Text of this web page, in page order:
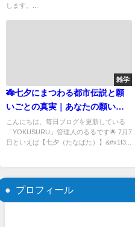
します。...
雑学
🎋七夕にまつわる都市伝説と願
いごとの真実｜あなたの願いは
誰に届いている？
こんにちは、毎日ブログを更新している
「YOKUSURU」管理人のるるです🌟 7月7
日といえば【七夕（たなばた）】&#x1f3...
プロフィール